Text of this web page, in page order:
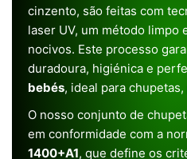
cinzento, são feitas com
laser UV, um método limpo
nocivos. Este processo
duradoura, higiénica e
bebés, ideal para
O nosso conjunto de
em conformidade com a
1400+A1, que define os